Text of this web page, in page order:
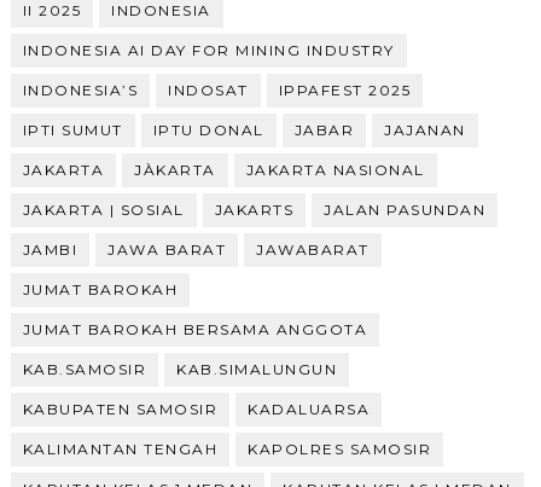
II 2025 INDONESIA
INDONESIA AI DAY FOR MINING INDUSTRY
INDONESIA’S INDOSAT IPPAFEST 2025
IPTI SUMUT IPTU DONAL JABAR JAJANAN
JAKARTA JÀKARTA JAKARTA NASIONAL
JAKARTA | SOSIAL JAKARTS JALAN PASUNDAN
JAMBI JAWA BARAT JAWABARAT
JUMAT BAROKAH
JUMAT BAROKAH BERSAMA ANGGOTA
KAB.SAMOSIR KAB.SIMALUNGUN
KABUPATEN SAMOSIR KADALUARSA
KALIMANTAN TENGAH KAPOLRES SAMOSIR